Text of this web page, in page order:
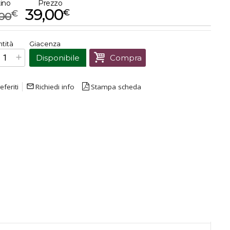
€
Prezzo
€
39,00
Prezzo finale:€39,00
Giacenza
Disponibile Compra
mail_outline Richiedi info Stampa scheda